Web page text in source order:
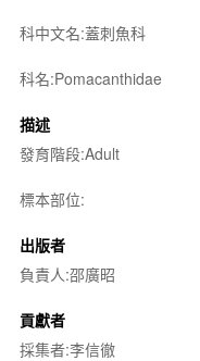
科中文名:蓋刺魚科
科名:Pomacanthidae
描述
發育階段:Adult
標本部位:
出版者
負責人:邵廣昭
貢獻者
採集者:李信徹